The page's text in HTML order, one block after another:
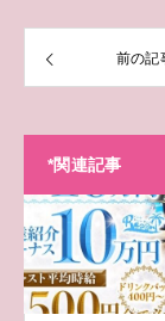
前の記
*関連記事